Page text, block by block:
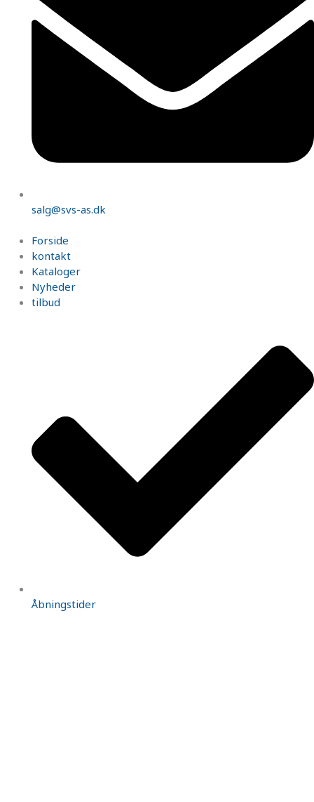
salg@svs-as.dk
Forside
kontakt
Kataloger
Nyheder
tilbud
Åbningstider